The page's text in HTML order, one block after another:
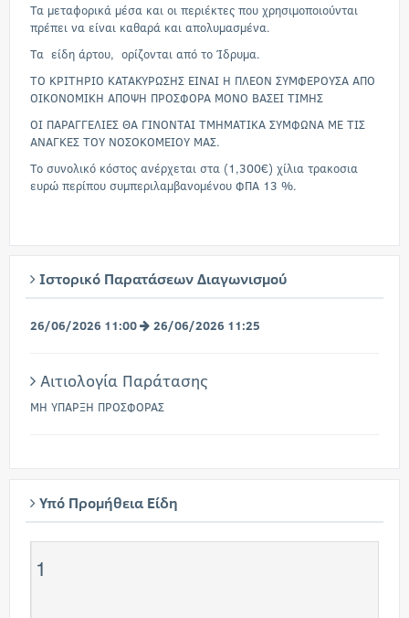
Τα μεταφορικά μέσα και οι περιέκτες που χρησιμοποιούνται
πρέπει να είναι καθαρά και απολυμασμένα.
Τα είδη άρτου, ορίζονται από το Ίδρυμα.
ΤΟ ΚΡΙΤΗΡΙΟ ΚΑΤΑΚΥΡΩΣΗΣ ΕΙΝΑΙ Η ΠΛΕΟΝ ΣΥΜΦΕΡΟΥΣΑ ΑΠΟ
ΟΙΚΟΝΟΜΙΚΗ ΑΠΟΨΗ ΠΡΟΣΦΟΡΑ ΜΟΝΟ ΒΑΣΕΙ ΤΙΜΗΣ
ΟΙ ΠΑΡΑΓΓΕΛΙΕΣ ΘΑ ΓΙΝΟΝΤΑΙ ΤΜΗΜΑΤΙΚΑ ΣΥΜΦΩΝΑ ΜΕ ΤΙΣ
ΑΝΑΓΚΕΣ ΤΟΥ ΝΟΣΟΚΟΜΕΙΟΥ ΜΑΣ.
Το συνολικό κόστος ανέρχεται στα (1,300€) χίλια τρακοσια
ευρώ περίπου συμπεριλαμβανομένου ΦΠΑ 13 %.
Ιστορικό Παρατάσεων Διαγωνισμού
26/06/2026 11:00 26/06/2026 11:25
Αιτιολογία Παράτασης
ΜΗ ΥΠΑΡΞΗ ΠΡΟΣΦΟΡΑΣ
Υπό Προμήθεια Είδη
1